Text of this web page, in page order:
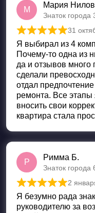
М
Мария
Знаток города
Оценка
31
Я выбирал из 4
Почему-то одна из
да и отзывов много
сделали
отдал
ремонта. Все этапы
вносить свои
квартира стала
Р
Римма Б.
Знаток города
Оценка из 5
2
Я безумно рада
руководителю за